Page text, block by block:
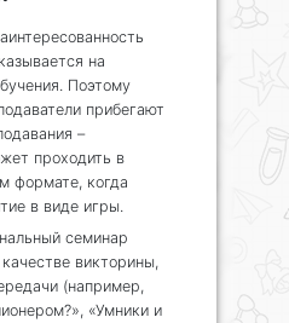
на
Поэтому
прибегают
–
проходить в
формате, когда
в виде игры.
семинар
викторины,
(например,
«Умники и